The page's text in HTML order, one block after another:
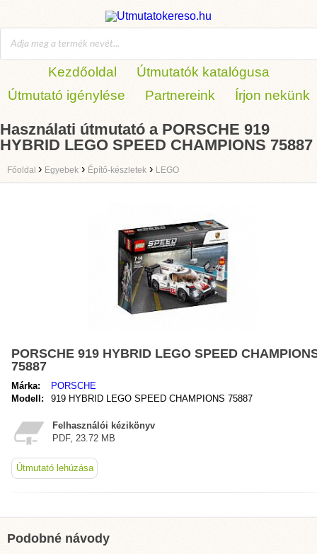
Kezdőoldal
Útmutatók katalógusa
Útmutató igénylése
Partnereink Írjon nekünk
Használati útmutató a PORSCHE 919
HYBRID LEGO SPEED CHAMPIONS 75887
Főoldal › Egyebek › Építő-készletek › LEGO
PORSCHE 919 HYBRID LEGO SPEED
75887
Márka:
PORSCHE
Modell:
919 HYBRID LEGO SPEED CHAMPIONS 75887
Felhasználói kézikönyv
PDF, 23.72 MB
Útmutató lehúzása
Podobné návody